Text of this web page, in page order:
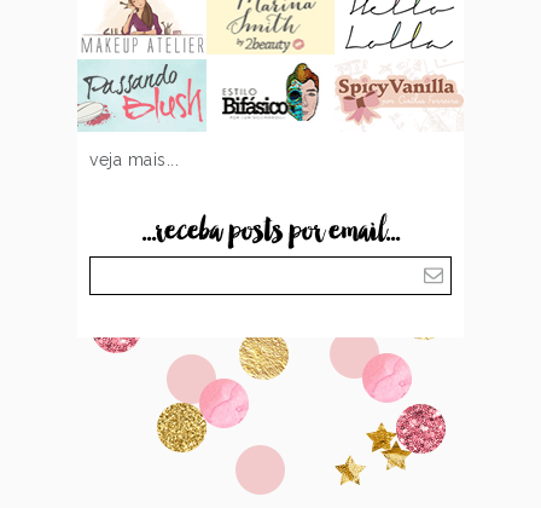
veja mais...
...receba posts por email...